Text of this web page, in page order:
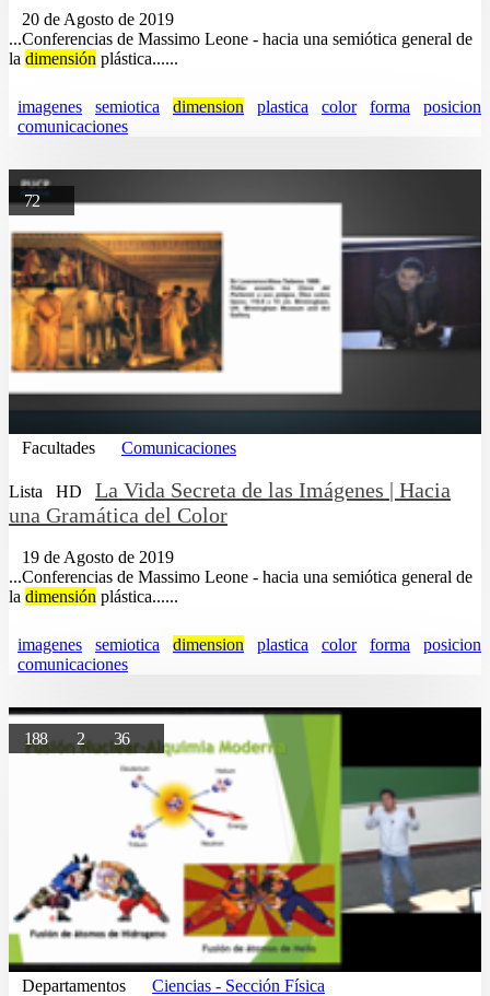
20 de Agosto de 2019
...Conferencias de Massimo Leone - hacia una semiótica general de
la dimensión plástica......
imagenes semiotica dimension plastica color forma
posicion
comunicaciones
72
Facultades Comunicaciones
Lista HD
La Vida Secreta de las Imágenes | Hacia
una Gramática del Color
19 de Agosto de 2019
...Conferencias de Massimo Leone - hacia una semiótica general de
la dimensión plástica......
imagenes semiotica dimension plastica color forma
posicion
comunicaciones
188 2 36
Departamentos Ciencias - Sección Física